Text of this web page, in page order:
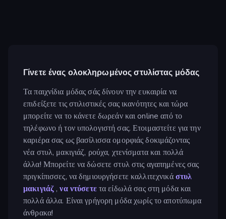
Γίνετε ένας ολοκληρωμένος στυλίστας μόδας
Τα παιχνίδια μόδας σάς δίνουν την ευκαιρία να
επιδείξετε τις στιλιστικές σας ικανότητες και τώρα
μπορείτε να το κάνετε δωρεάν και online από το
τηλέφωνο ή τον υπολογιστή σας. Ετοιμαστείτε για την
καριέρα σας ως βασίλισσα ομορφιάς δοκιμάζοντας
νέα στυλ, μακιγιάζ, ρούχα, χτενίσματα και πολλά
άλλα! Μπορείτε να δώσετε στυλ στις αγαπημένες σας
πριγκίπισσες, να δημιουργήσετε καλλιτεχνικάστυλ
μακιγιάζ ,να ντύσετετα είδωλά σας στη μόδα και
πολλά άλλα. Είναι γρήγορη μόδα χωρίς το αποτύπωμα
άνθρακα!